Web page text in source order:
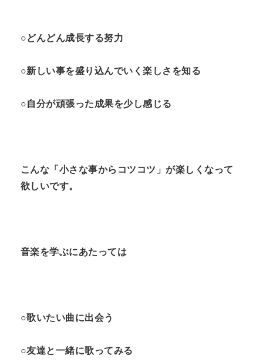
○どんどん成長する努力
○新しい事を盛り込んでいく楽しさを知る
○自分が頑張った成果を少し感じる
こんな「小さな事からコツコツ」が楽しくなって
欲しいです。
音楽を学ぶにあたっては
○歌いたい曲に出会う
○友達と一緒に歌ってみる